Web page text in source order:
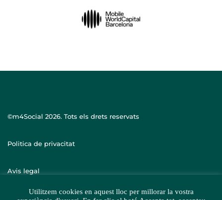
©m4Social 2026. Tots els drets reservats
Politica de privacitat
Avis legal
Utilitzem cookies en aquest lloc per millorar la vostra